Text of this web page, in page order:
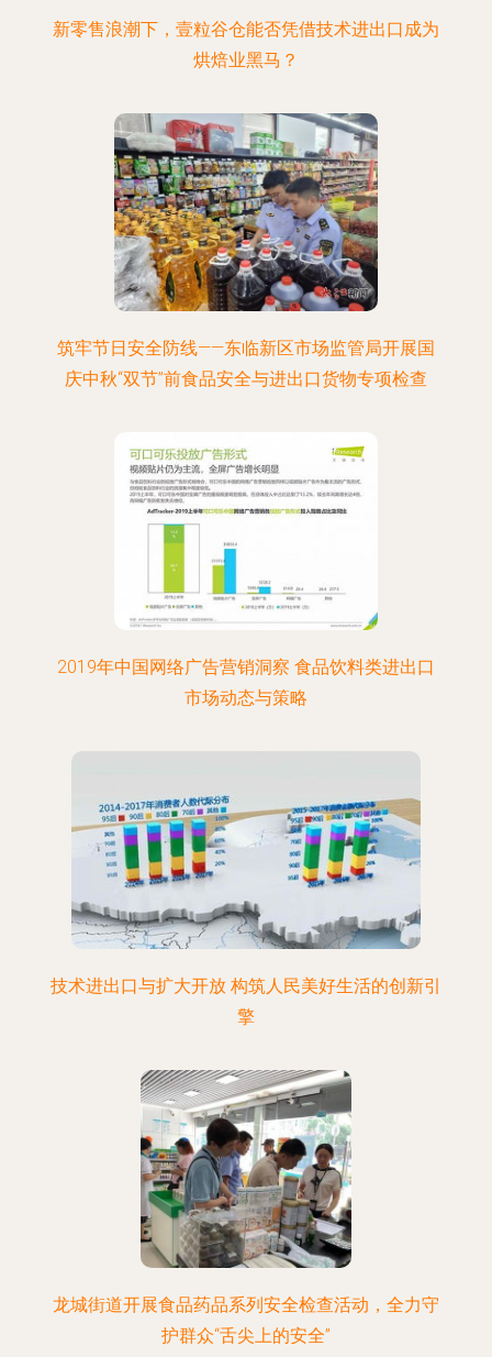
新零售浪潮下，壹粒谷仓能否凭借技术进出口成为
烘焙业黑马？
筑牢节日安全防线——东临新区市场监管局开展国
庆中秋“双节”前食品安全与进出口货物专项检查
2019年中国网络广告营销洞察 食品饮料类进出口
市场动态与策略
技术进出口与扩大开放 构筑人民美好生活的创新引
擎
龙城街道开展食品药品系列安全检查活动，全力守
护群众“舌尖上的安全”